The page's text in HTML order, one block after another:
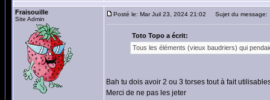
Fraisouille
Site Admin
Posté le: Mar Juil 23, 2024 21:02 Sujet du message:
Toto Topo a écrit:
Tous les éléments (vieux baudriers) qui
Bah tu dois avoir 2 ou 3 torses tout à fait
Merci de ne pas les jeter